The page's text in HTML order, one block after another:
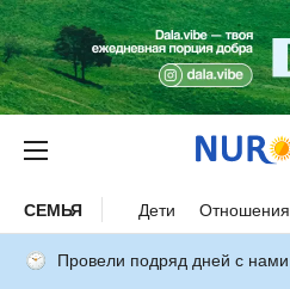
СЕМЬЯ Дети Отношения
Провели подряд дней с нами